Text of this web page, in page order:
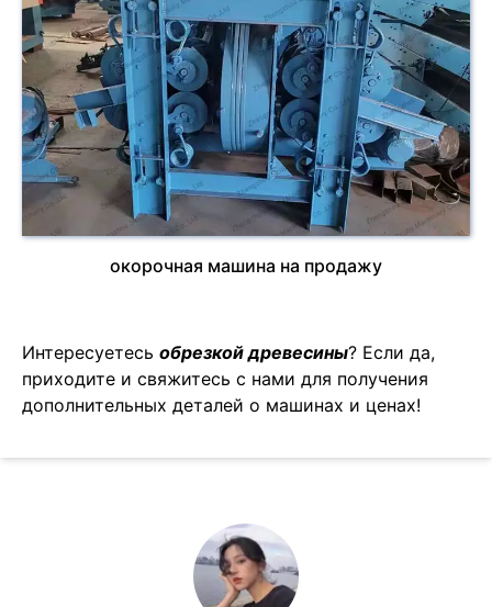
окорочная машина на продажу
Интересуетесь обрезкой древесины? Если да,
приходите и свяжитесь с нами для получения
дополнительных деталей о машинах и ценах!